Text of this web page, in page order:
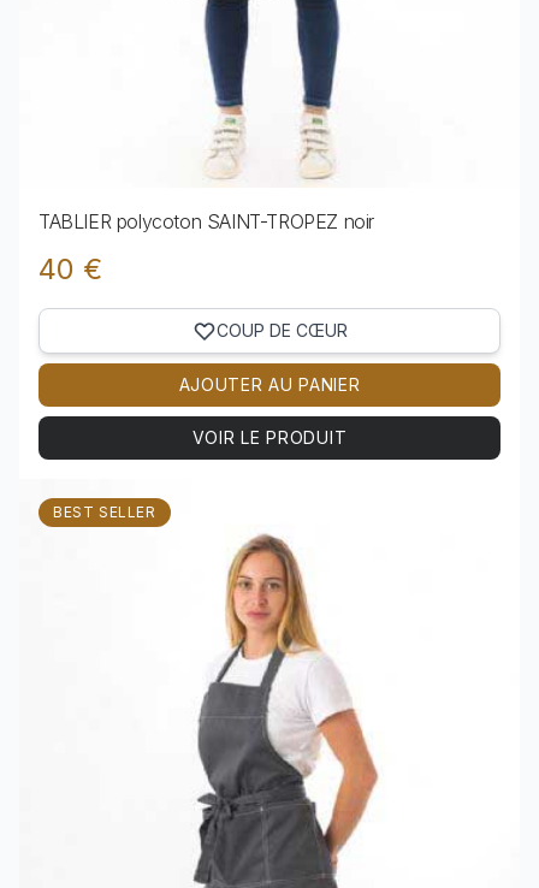
TABLIER polycoton SAINT-TROPEZ noir
40 €
COUP DE CŒUR
AJOUTER AU PANIER
VOIR LE PRODUIT
BEST SELLER